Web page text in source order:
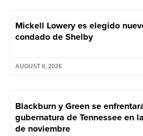
Mickell Lowery es elegido
condado de Shelby
AUGUST 6, 2026
Blackburn y Green se
gubernatura de Tennessee en
de noviembre